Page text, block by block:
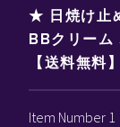
★ 日焼け止
BBクリーム
【送料無料】
Item Number 1